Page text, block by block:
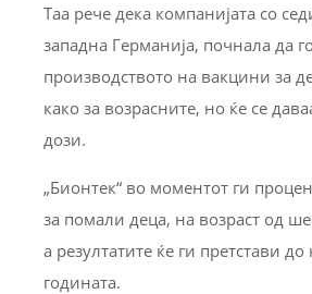
Таа рече дека компанијата со
западна Германија, почнала да
производството на вакцини за
како за возрасните, но ќе се
дози.
„Бионтек“ во моментот ги
за помали деца, на возраст од
а резултатите ќе ги претстави до
годината.